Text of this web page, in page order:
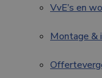
VvE’s en
Montage &